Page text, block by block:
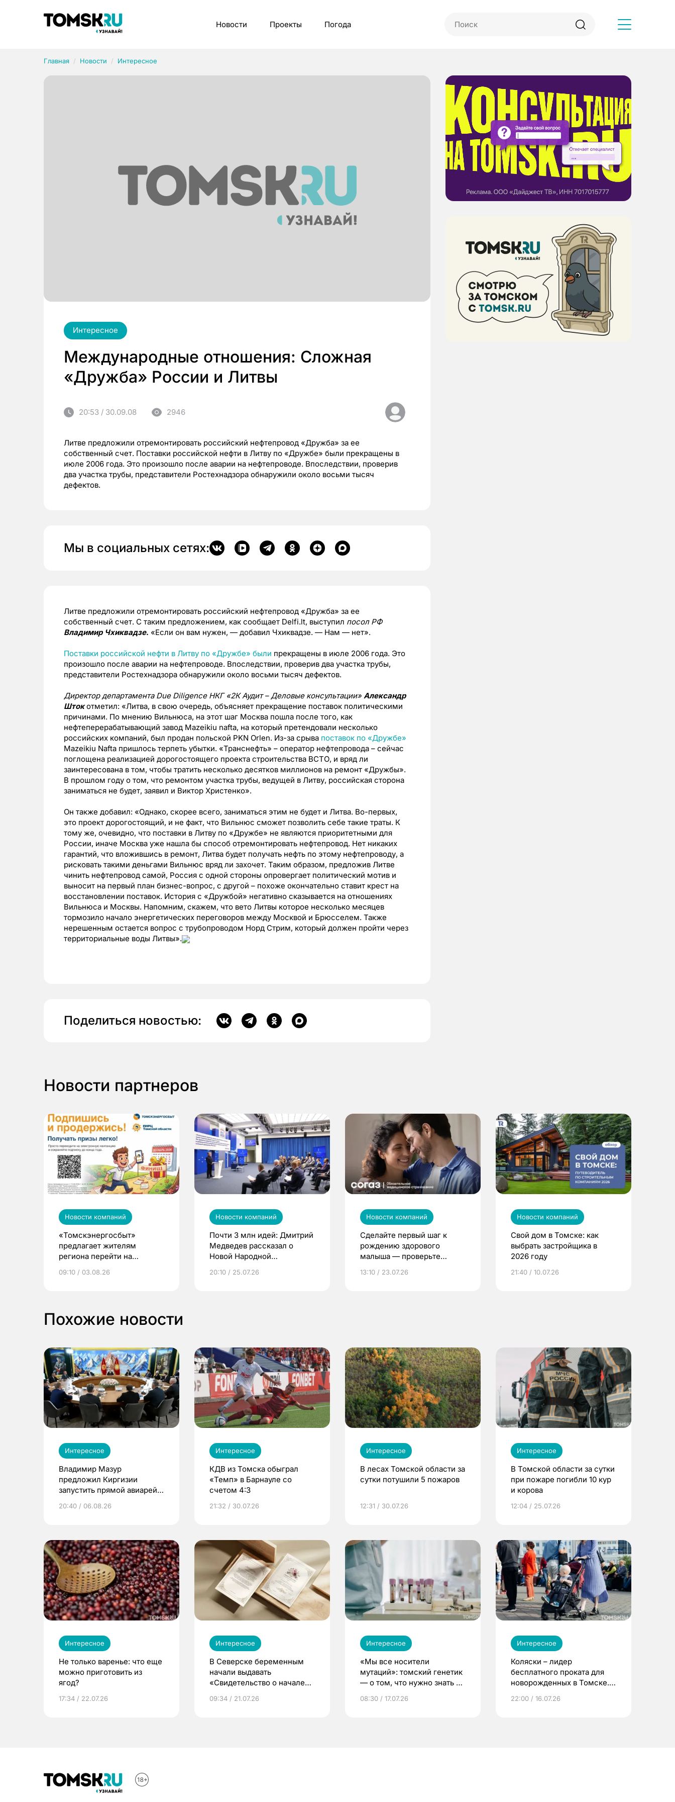
Новости Проекты Погода
Главная Новости Интересное
Интересное
Международные отношения: Сложная
«Дружба» России и Литвы
20:53 / 30.09.08 2946
Литве предложили отремонтировать российский нефтепровод «Дружба» за ее
собственный счет. Поставки российской нефти в Литву по «Дружбе» были прекращены в
июле 2006 года. Это произошло после аварии на нефтепроводе. Впоследствии, проверив
два участка трубы, представители Ростехнадзора обнаружили около восьми тысяч
дефектов.
Мы в социальных сетях:
Литве предложили отремонтировать российский нефтепровод «Дружба» за ее
собственный счет. С таким предложением, как сообщает Delfi.lt, выступил посол РФ
Владимир Чхиквадзе. «Если он вам нужен, — добавил Чхиквадзе. — Нам — нет».
Поставки российской нефти в Литву по «Дружбе» были прекращены в июле 2006 года. Это
произошло после аварии на нефтепроводе. Впоследствии, проверив два участка трубы,
представители Ростехнадзора обнаружили около восьми тысяч дефектов.
Директор департамента Due Diligence НКГ «2К Аудит – Деловые консультации» Александр
Штокотметил: «Литва, в свою очередь, объясняет прекращение поставок политическими
причинами. По мнению Вильнюса, на этот шаг Москва пошла после того, как
нефтеперерабатывающий завод Mazeikiu nafta, на который претендовали несколько
российских компаний, был продан польской PKN Orlen. Из-за срыва поставок по «Дружбе»
Mazeikiu Nafta пришлось терпеть убытки. «Транснефть» – оператор нефтепровода – сейчас
поглощена реализацией дорогостоящего проекта строительства ВСТО, и вряд ли
заинтересована в том, чтобы тратить несколько десятков миллионов на ремонт «Дружбы».
В прошлом году о том, что ремонтом участка трубы, ведущей в Литву, российская сторона
заниматься не будет, заявил и Виктор Христенко».
Он также добавил: «Однако, скорее всего, заниматься этим не будет и Литва. Во-первых,
это проект дорогостоящий, и не факт, что Вильнюс сможет позволить себе такие траты. К
тому же, очевидно, что поставки в Литву по «Дружбе» не являются приоритетными для
России, иначе Москва уже нашла бы способ отремонтировать нефтепровод. Нет никаких
гарантий, что вложившись в ремонт, Литва будет получать нефть по этому нефтепроводу, а
рисковать такими деньгами Вильнюс вряд ли захочет. Таким образом, предложив Литве
чинить нефтепровод самой, Россия с одной стороны опровергает политический мотив и
выносит на первый план бизнес-вопрос, с другой – похоже окончательно ставит крест на
восстановлении поставок. История с «Дружбой» негативно сказывается на отношениях
Вильнюса и Москвы. Напомним, скажем, что вето Литвы которое несколько месяцев
тормозило начало энергетических переговоров между Москвой и Брюсселем. Также
нерешенным остается вопрос с трубопроводом Норд Стрим, который должен пройти через
территориальные воды Литвы».
Поделиться новостью:
Новости партнеров
Новости компаний
«Томскэнергосбыт»
предлагает жителям
региона перейти на
выиграть призы
09:10 / 03.08.26
Новости компаний
Почти 3 млн идей: Дмитрий
Медведев рассказал о
Новой Народной
20:10 / 25.07.26
Новости компаний
Сделайте первый шаг к
рождению здорового
малыша — проверьте
по ОМС!
13:10 / 23.07.26
Новости компаний
Свой дом в Томске: как
выбрать застройщика в
2026 году
21:40 / 10.07.26
Похожие новости
Интересное
Владимир Мазур
предложил Киргизии
запустить прямой авиарейс
20:40 / 06.08.26
Интересное
КДВ из Томска обыграл
«Темп» в Барнауле со
счетом 4:3
21:32 / 30.07.26
Интересное
В лесах Томской области за
сутки потушили 5 пожаров
12:31 / 30.07.26
Интересное
В Томской области за сутки
при пожаре погибли 10 кур
и корова
12:04 / 25.07.26
Интересное
Не только варенье: что еще
можно приготовить из
ягод?
17:34 / 22.07.26
Интересное
В Северске беременным
начали выдавать
«Свидетельство о начале
09:34 / 21.07.26
Интересное
«Мы все носители
мутаций»: томский генетик
— о том, что нужно знать до
08:30 / 17.07.26
Интересное
Коляски – лидер
бесплатного проката для
новорожденных в Томске.
22:00 / 16.07.26
Рубрики